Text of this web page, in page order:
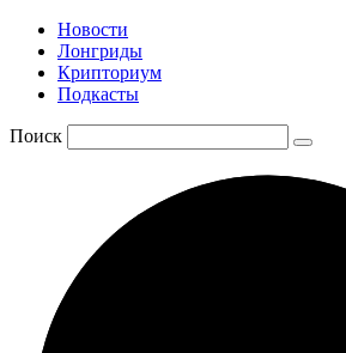
Новости
Лонгриды
Крипториум
Подкасты
Поиск